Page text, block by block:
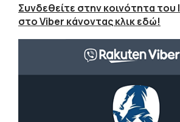
Συνδεθείτε στην κοινότητα
στο Viber κάνοντας κλικ εδώ!